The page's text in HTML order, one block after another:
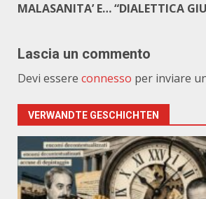
MALASANITA’ E… “DIALETTICA
Lascia un commento
Devi essere connesso per inviare
VERWANDTE GESCHICHTEN